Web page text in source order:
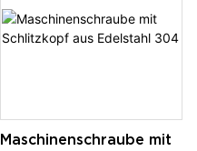
Maschinenschraube mit